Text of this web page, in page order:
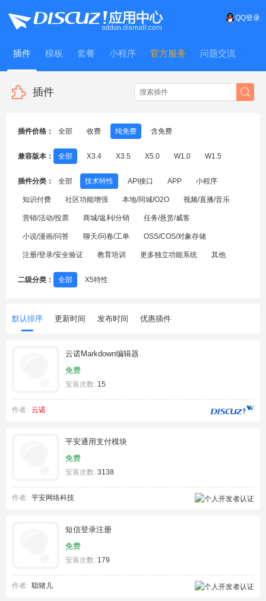
QQ登录
插件 模板 套餐 小程序 官方服务 问题交流
WitFrame
插件
插件价格： 全部 收费 纯免费 含免费
兼容版本： 全部 X3.4 X3.5 X5.0 W1.0 W1.5
插件分类： 全部 技术特性 API接口 APP 小程序
知识付费 社区功能增强 本地/同城/O2O 视频/直播/音乐
营销/活动/投票 商城/返利/分销 任务/悬赏/威客
小说/漫画/问答 聊天/问卷/工单 OSS/COS/对象存储
注册/登录/安全验证 教育培训 更多独立功能系统 其他
二级分类： 全部 X5特性
默认排序 更新时间 发布时间 优惠插件
云诺Markdown编辑器
免费
安装次数: 15
作者: 云诺
平安通用支付模块
免费
安装次数: 3138
作者: 平安网络科技
短信登录注册
免费
安装次数: 179
作者: 聪猪儿